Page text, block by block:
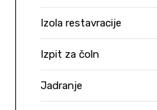
Izola restavracije
Izpit za čoln
Jadranje